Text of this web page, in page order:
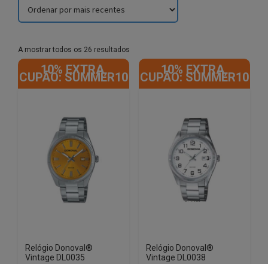
A mostrar todos os 26 resultados
latest
10% EXTRA,
CUPÃO: SUMMER10
Relógio Donoval®
Vintage DL0035
10% EXTRA,
CUPÃO: SUMMER10
Relógio Donoval®
Vintage DL0038